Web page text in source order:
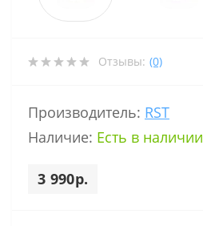
Отзывы: (0)
Производитель: RST
Наличие: Есть в наличии
3 990р.